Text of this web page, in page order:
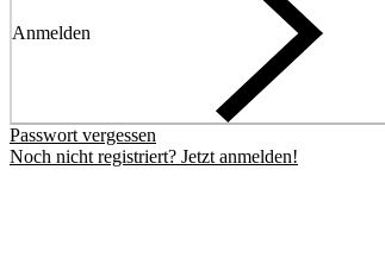
Anmelden
Passwort vergessen
Noch nicht registriert? Jetzt anmelden!